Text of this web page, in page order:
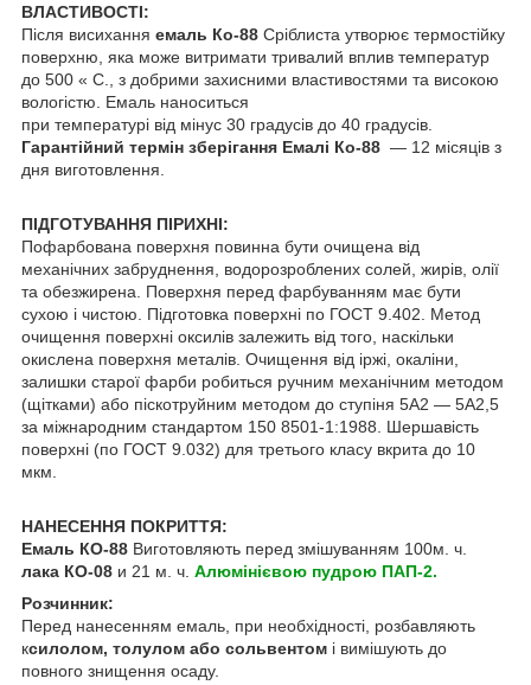
ВЛАСТИВОСТІ:
Після висихання емаль Ко-88 Сріблиста утворює термостійку
поверхню, яка може витримати тривалий вплив температур
до 500 « С., з добрими захисними властивостями та високою
вологістю. Емаль наноситься
при температурі від мінус 30 градусів до 40 градусів.
Гарантійний термін зберігання Емалі Ко-88 — 12 місяців з
дня виготовлення.
ПІДГОТУВАННЯ ПІРИХНІ:
Пофарбована поверхня повинна бути очищена від
механічних забруднення, водорозроблених солей, жирів, олії
та обезжирена. Поверхня перед фарбуванням має бути
сухою і чистою. Підготовка поверхні по ГОСТ 9.402. Метод
очищення поверхні оксилів залежить від того, наскільки
окислена поверхня металів. Очищення від іржі, окаліни,
залишки старої фарби робиться ручним механічним методом
(щітками) або піскотруйним методом до ступіня 5A2 — 5А2,5
за міжнародним стандартом 150 8501-1:1988. Шершавість
поверхні (по ГОСТ 9.032) для третього класу вкрита до 10
мкм.
НАНЕСЕННЯ ПОКРИТТЯ:
Емаль КО-88 Виготовляють перед змішуванням 100м. ч.
лака КО-08 и 21 м. ч. Алюмінієвою пудрою ПАП-2.
Розчинник:
Перед нанесенням емаль, при необхідності, розбавляють
ксилолом, толулом або сольвентом і вимішують до
повного знищення осаду.